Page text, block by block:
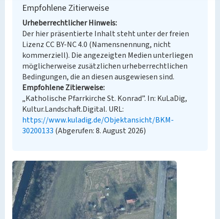
Empfohlene Zitierweise
Urheberrechtlicher Hinweis
Der hier präsentierte Inhalt steht unter der freien
Lizenz CC BY-NC 4.0 (Namensnennung, nicht
kommerziell). Die angezeigten Medien unterliegen
möglicherweise zusätzlichen urheberrechtlichen
Bedingungen, die an diesen ausgewiesen sind.
Empfohlene Zitierweise
„Katholische Pfarrkirche St. Konrad”. In: KuLaDig,
Kultur.Landschaft.Digital. URL:
https://www.kuladig.de/Objektansicht/BKM-
30200133 (Abgerufen: 8. August 2026)